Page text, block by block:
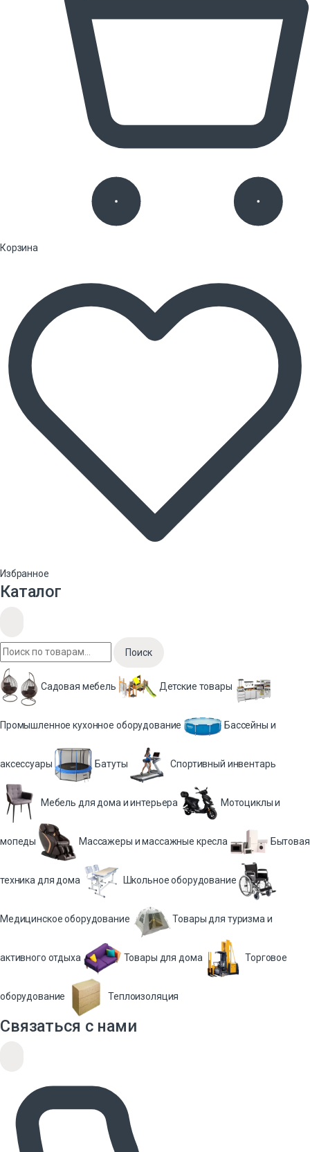
Корзина
Избранное
Каталог
Поиск
Садовая мебель Детские товары
Промышленное кухонное оборудование Бассейны и
аксессуары Батуты Спортивный инвентарь
Мебель для дома и интерьера Мотоциклы и
мопеды Массажеры и массажные кресла Бытовая
техника для дома Школьное оборудование
Медицинское оборудование Товары для туризма и
активного отдыха Товары для дома Торговое
оборудование Теплоизоляция
Связаться с нами